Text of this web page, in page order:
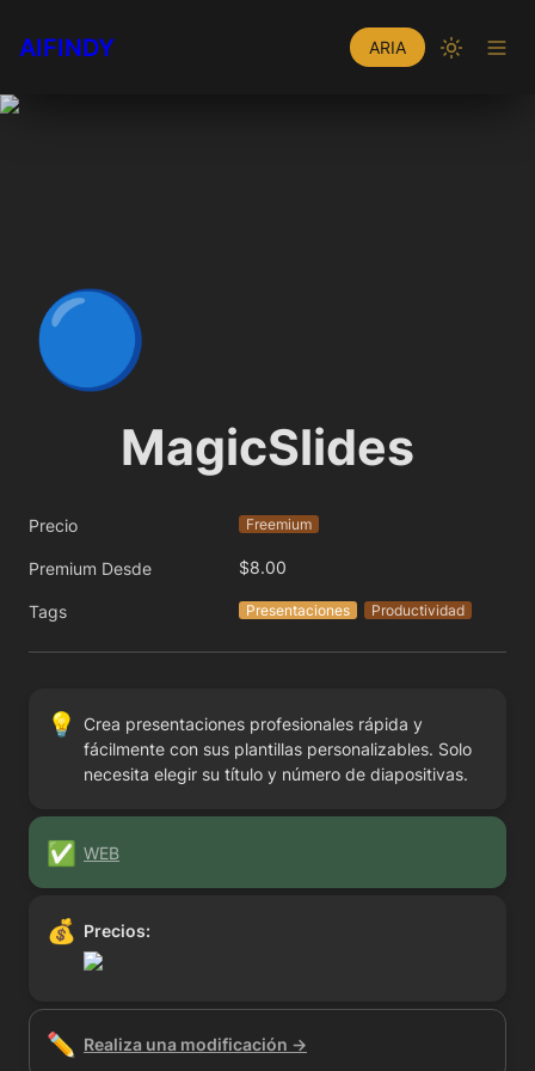
AIFINDY ARIA
🔵
MagicSlides
Precio Freemium
Premium Desde $8.00
Tags Presentaciones Productividad
💡
Crea presentaciones profesionales rápida y
fácilmente con sus plantillas personalizables. Solo
necesita elegir su título y número de diapositivas.
✅ WEB
💰 Precios:
✏️ Realiza una modificación →